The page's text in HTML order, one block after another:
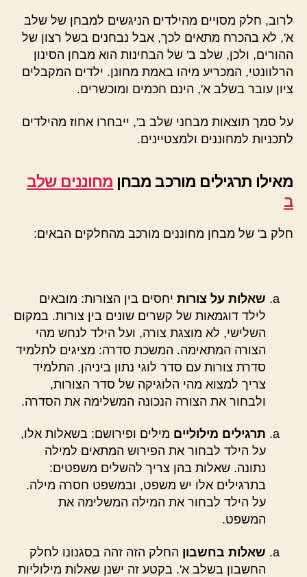
לרוב, חלק מסויים מהילדים הניגשים למבחן של שלב
א', לא בהכרח מתאים לכך, אבל נבחנים בשל רצון של
ההורים, ולכן, שלב ב' של הבחינות הוא מבחן הסינון
הרלוונטי, המכריע מיהו באמת מחונן. ילדים המקבלים
ציון עובר בשלב א', הינם חכמים ומוכשרים.
על סמך תוצאות מבחני שלב ב', ייבחרו אחוז מהילדים
לתכניות למחוננים ולמצטיינים.
מאילו תרגילים מורכב מבחן מחוננים שלב
ב
חלק ב' של מבחן מחוננים מורכב מהחלקים הבאים:
שאלות על צורות יחסים בין הצורות: מובאים
לילד דוגמאות של קשרים שונים בין צורות. במקום
השלישי, לא מוצגת צורה, ועל הילד לנחש מהי
הצורה המתאימה. המשכת סדרה: מציגים לתלמיד
סדרת צורות עם סדר לוגי נתון ביניהן. התלמיד
צריך למצוא מהי הלוגיקה של סדר הצורות,
ולבחור את הצורה הנכונה המשלימה את הסדרה.
תרגילים מילוליים מילים ופירושם: בשאלות אלו,
על הילד לבחור את הפירוש המתאים למילה
נתונה. שאלות בהן צריך להשלים משפטים:
בתרגילים אלו יש משפט, ובמשפט חסרה מילה.
על הילד לבחור את המילה המשלימה את
המשפט.
שאלות בחשבון החלק הזה זהה בסגנונו לחלק
החשבון בשלב א'. בקטע זה ישנן שאלות מילוליות